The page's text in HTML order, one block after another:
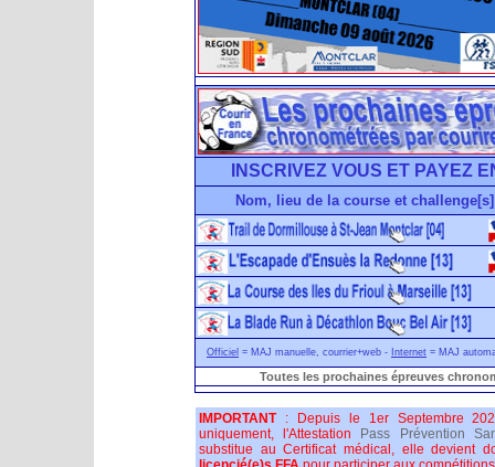
INSCRIVEZ VOUS ET PAYEZ
Nom, lieu de la course et challenge[s]
Officiel = MAJ manuelle, courrier+web - Internet = MAJ
Toutes les prochaines épreuves
IMPORTANT: Depuis le 1er Septembre
uniquement, l'Attestation
Pass Prévention
substitue au Certificat médical, elle devient